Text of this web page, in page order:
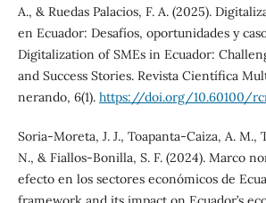
A., & Ruedas Palacios, F. A. (2025).
en Ecuador: Desafíos, oportunidades y
Digitalization of SMEs in Ecuador:
and Success Stories. Revista Científica
nerando, 6(1). https://doi.org/10.60100/
Soria-Moreta, J. J., Toapanta-Caiza, A. M.,
N., & Fiallos-Bonilla, S. F. (2024). Marco
efecto en los sectores económicos de